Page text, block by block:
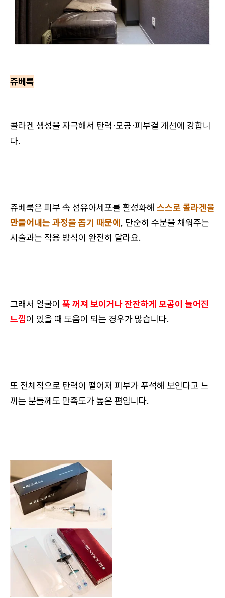
쥬베룩
콜라겐 생성을 자극해서 탄력·모공·피부결 개선에 강합니
다.
쥬베룩은 피부 속 섬유아세포를 활성화해 스스로 콜라겐을
만들어내는 과정을 돕기 때문에, 단순히 수분을 채워주는
시술과는 작용 방식이 완전히 달라요.
그래서 얼굴이 푹 꺼져 보이거나 잔잔하게 모공이 늘어진
느낌이 있을 때 도움이 되는 경우가 많습니다.
또 전체적으로 탄력이 떨어져 피부가 푸석해 보인다고 느
끼는 분들께도 만족도가 높은 편입니다.